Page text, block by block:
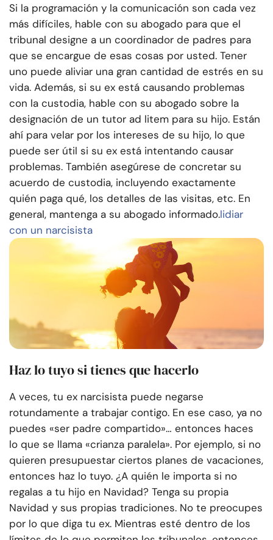
Si la programación y la comunicación son cada vez
más difíciles, hable con su abogado para que el
tribunal designe a un coordinador de padres para
que se encargue de esas cosas por usted. Tener
uno puede aliviar una gran cantidad de estrés en su
vida. Además, si su ex está causando problemas
con la custodia, hable con su abogado sobre la
designación de un tutor ad litem para su hijo. Están
ahí para velar por los intereses de su hijo, lo que
puede ser útil si su ex está intentando causar
problemas. También asegúrese de concretar su
acuerdo de custodia, incluyendo exactamente
quién paga qué, los detalles de las visitas, etc. En
general, mantenga a su abogado informado.lidiar
con un narcisista
Haz lo tuyo si tienes que hacerlo
A veces, tu ex narcisista puede negarse
rotundamente a trabajar contigo. En ese caso, ya no
puedes «ser padre compartido»… entonces haces
lo que se llama «crianza paralela». Por ejemplo, si no
quieren presupuestar ciertos planes de vacaciones,
entonces haz lo tuyo. ¿A quién le importa si no
regalas a tu hijo en Navidad? Tenga su propia
Navidad y sus propias tradiciones. No te preocupes
por lo que diga tu ex. Mientras esté dentro de los